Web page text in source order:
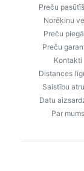
Preču
Norēķinu
Preču
Preču
Kontakti
Distances
Saistību
Datu
Par mums